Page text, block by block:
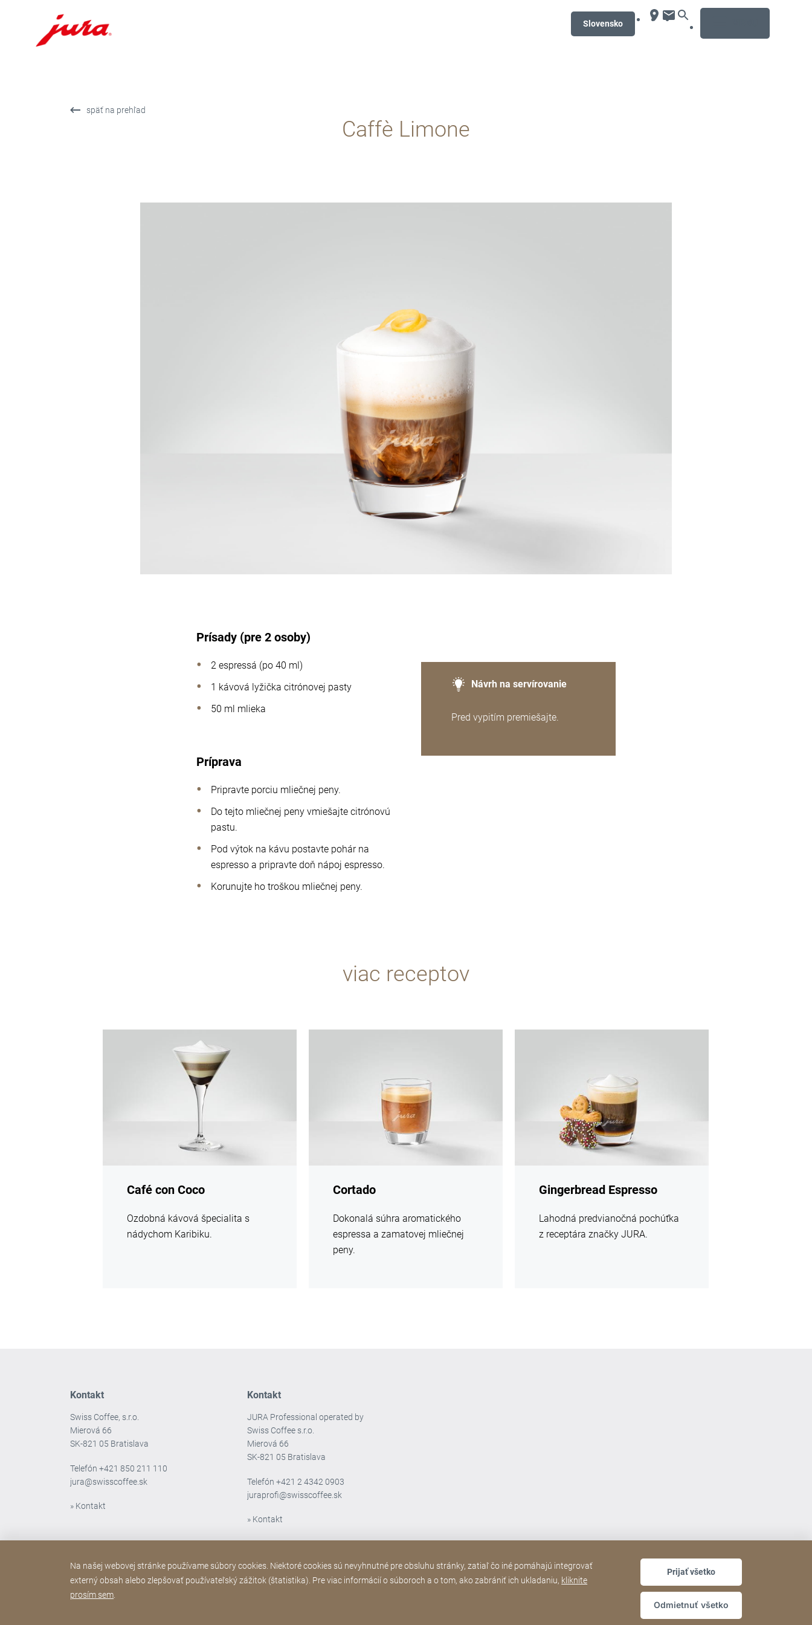
Slovensko
späť na prehľad
Caffè Limone
Prísady (pre 2 osoby)
2 espressá (po 40 ml)
1 kávová lyžička citrónovej pasty
50 ml mlieka
Príprava
Pripravte porciu mliečnej peny.
Do tejto mliečnej peny vmiešajte citrónovú
pastu.
Pod výtok na kávu postavte pohár na
espresso a pripravte doň nápoj espresso.
Korunujte ho troškou mliečnej peny.
Návrh na servírovanie
Pred vypitím premiešajte.
viac receptov
Café con Coco
Ozdobná kávová špecialita s
nádychom Karibiku.
Cortado
Dokonalá súhra aromatického
espressa a zamatovej mliečnej
peny.
Gingerbread Espresso
Lahodná predvianočná pochúťka
z receptára značky JURA.
Kontakt
Swiss Coffee, s.r.o.
Mierová 66
SK-821 05 Bratislava
Telefón+421 850 211 110
jura@swisscoffee.sk
» Kontakt
Kontakt
JURA Professional operated by
Swiss Coffee s.r.o.
Mierová 66
SK-821 05 Bratislava
Telefón+421 2 4342 0903
juraprofi@swisscoffee.sk
» Kontakt
Vyhlásenie o prístupnosti Sitemap
Na našej webovej stránke používame súbory cookies. Niektoré cookies sú nevyhnutné pre obsluhu stránky, zatiaľ čo iné pomáhajú integrovať
externý obsah alebo zlepšovať používateľský zážitok (štatistika). Pre viac informácií o súboroch a o tom, ako zabrániť ich ukladaniu, kliknite
prosím sem
Prijať všetko
Odmietnuť všetko